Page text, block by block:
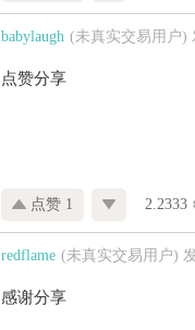
babylaugh (未真实交易用户)
点赞分享
点赞 1 2.2333
redflame (未真实交易用户)
感谢分享